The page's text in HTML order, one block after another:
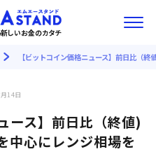
しいお金のカタチ
【ビットコイン価格ニュース】前日比（
14日
ース】前日比（終値)
中心にレンジ相場を